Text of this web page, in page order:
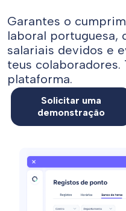
Garantes o
laboral portuguesa,
salariais devidos e
teus colaboradores.
plataforma.
Solicitar uma
demonstração